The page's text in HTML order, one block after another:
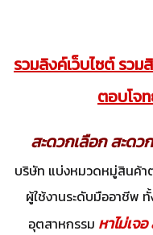
รวมลิงค์เว็บไซต์ รว
ตอบโจ
สะดวกเลือก สะดว
บริษัท แบ่งหมวดหมู่สินค้า
ผู้ใช้งานระดับมืออาชีพ ทั้
อุตสาหกรรม หาไม่เจ